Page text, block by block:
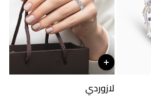
لازوردي